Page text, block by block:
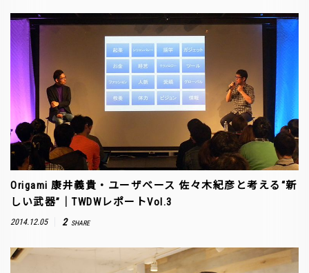
Origami 康井義貴・ユーザベース 佐々木紀彦と考える“新
しい武器”｜TWDWレポートVol.3
2014.12.05 2 SHARE